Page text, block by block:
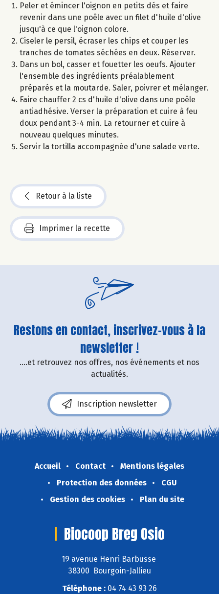
Peler et émincer l'oignon en petits dés et faire
revenir dans une poêle avec un filet d'huile d'olive
jusqu'à ce que l'oignon colore.
Ciseler le persil, écraser les chips et couper les
tranches de tomates séchées en deux. Réserver.
Dans un bol, casser et fouetter les oeufs. Ajouter
l'ensemble des ingrédients préalablement
préparés et la moutarde. Saler, poivrer et mélanger.
Faire chauffer 2 cs d'huile d'olive dans une poêle
antiadhésive. Verser la préparation et cuire à feu
doux pendant 3-4 min. La retourner et cuire à
nouveau quelques minutes.
Servir la tortilla accompagnée d'une salade verte.
Retour à la liste
Imprimer la recette
Restons en contact, inscrivez-vous à la
newsletter !
....et retrouvez nos offres, nos événements et nos
actualités.
Inscription newsletter
Accueil Contact
Mentions légales
Protection des données
CGU
Gestion des cookies
Plan du site
Biocoop Breg Osio
19 avenue Henri Barbusse
38300 Bourgoin-Jallieu
Téléphone : 04 74 43 93 26